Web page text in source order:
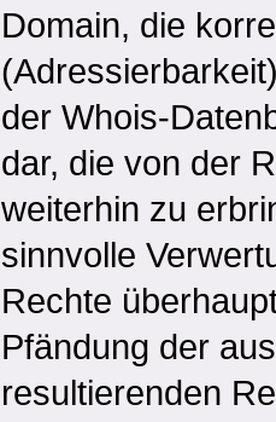
Domain, die
der Whois-
dar, die von der
weiterhin zu
sinnvolle
Rechte
Pfändung der
resultierenden